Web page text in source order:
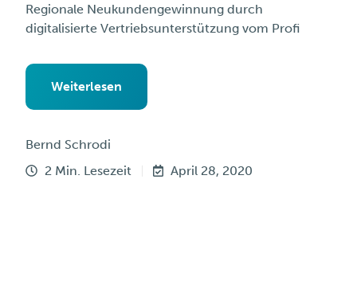
Regionale Neukundengewinnung durch
digitalisierte Vertriebsunterstützung vom Profi
Weiterlesen
Bernd Schrodi
2 Min. Lesezeit
April 28, 2020